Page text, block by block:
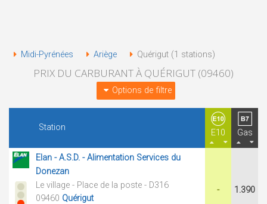
Midi-Pyrénées Ariège Quérigut (1 stations)
PRIX DU CARBURANT À QUÉRIGUT (09460)
Options de filtre
Station
E10 Gas
Elan - A.S.D. - Alimentation Services du
Donezan
Le village - Place de la poste - D316
09460 Quérigut
- 1.390